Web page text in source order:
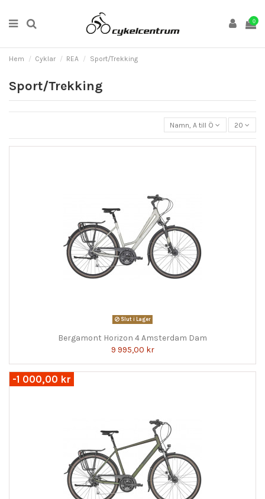
0
Hem Cyklar REA Sport/Trekking
Sport/Trekking
Namn, A till Ö 20
Slut i Lager
Bergamont Horizon 4 Amsterdam Dam
9 995,00 kr
-1 000,00 kr